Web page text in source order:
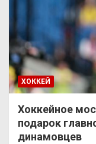
ХОККЕЙ
Хоккейное
подарок
динамовцев